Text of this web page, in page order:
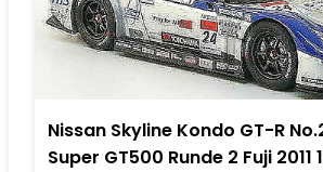
Nissan Skyline Kondo GT-R
Super GT500 Runde 2 Fuji 2011